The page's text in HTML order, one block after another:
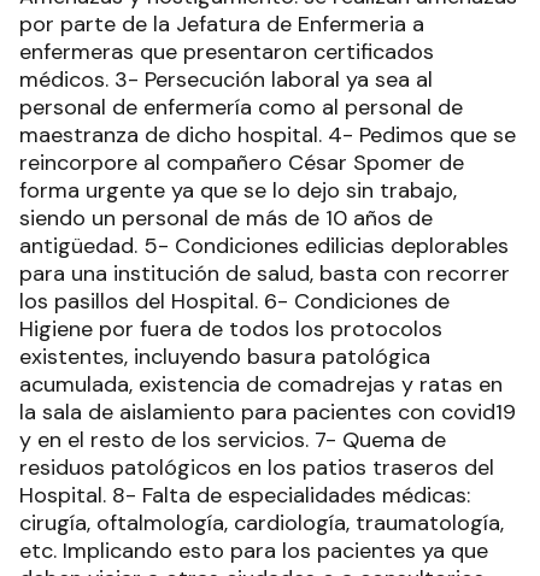
por parte de la Jefatura de Enfermeria a
enfermeras que presentaron certificados
médicos. 3- Persecución laboral ya sea al
personal de enfermería como al personal de
maestranza de dicho hospital. 4- Pedimos que se
reincorpore al compañero César Spomer de
forma urgente ya que se lo dejo sin trabajo,
siendo un personal de más de 10 años de
antigüedad. 5- Condiciones edilicias deplorables
para una institución de salud, basta con recorrer
los pasillos del Hospital. 6- Condiciones de
Higiene por fuera de todos los protocolos
existentes, incluyendo basura patológica
acumulada, existencia de comadrejas y ratas en
la sala de aislamiento para pacientes con covid19
y en el resto de los servicios. 7- Quema de
residuos patológicos en los patios traseros del
Hospital. 8- Falta de especialidades médicas:
cirugía, oftalmología, cardiología, traumatología,
etc. Implicando esto para los pacientes ya que